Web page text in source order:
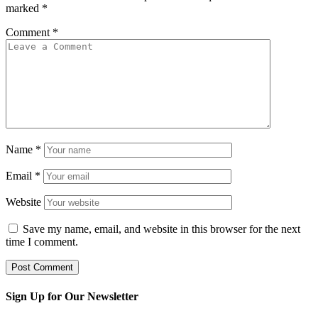
marked *
Comment *
Name *
Email *
Website
Save my name, email, and website in this browser for the next
time I comment.
Sign Up for Our Newsletter